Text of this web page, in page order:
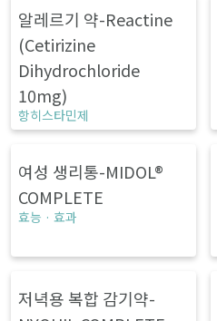
알레르기 약-Reactine
(Cetirizine
Dihydrochloride
10mg)
항히스타민제
여성 생리통-MIDOL®
COMPLETE
효능 · 효과
저녁용 복합 감기약-